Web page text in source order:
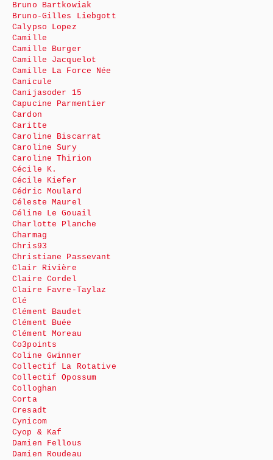
Bruno Bartkowiak
Bruno-Gilles Liebgott
Calypso Lopez
Camille
Camille Burger
Camille Jacquelot
Camille La Force Née
Canicule
Canijasoder 15
Capucine Parmentier
Cardon
Caritte
Caroline Biscarrat
Caroline Sury
Caroline Thirion
Cécile K.
Cécile Kiefer
Cédric Moulard
Céleste Maurel
Céline Le Gouail
Charlotte Planche
Charmag
Chris93
Christiane Passevant
Clair Rivière
Claire Cordel
Claire Favre-Taylaz
Clé
Clément Baudet
Clément Buée
Clément Moreau
Co3points
Coline Gwinner
Collectif La Rotative
Collectif Opossum
Colloghan
Corta
Cresadt
Cynicom
Cyop & Kaf
Damien Fellous
Damien Roudeau